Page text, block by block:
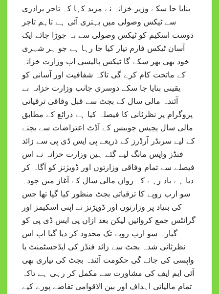
بنایا جا سکے وزیر خزانہ نے مزید کہا کہ تاجر برادری
سے ٹیکس وصولی میں بہتری آئی ہے تاہم تاجر
دوست اسکیم کو ٹیکس وصولی سے نہ جوڑا جائے ایک
آسان ٹیکس فارم تیار کیا جا رہا ہے جو ہر شہری
خود بھی بھر سکے گا ٹیکس پالیسی اب وزارت خزانہ
کے ماتحت کام کرے گی تاکہ شفافیت اور آسانی کو
یقینی بنایا جا سکے دوسری جانب وزارت خزانہ نے
آئندہ مالی سال کے بجٹ سے قبل وفاقی ترقیاتی
پروگرام پر نظرثانی کا فیصلہ کیا ہے ذرائع کے مطابق
مالی سال پچیس چوبیس کے آڈٹ اعتراضات سے بچنے
کے لیے سرنڈر آرڈرز کے ذریعے پی ایس ڈی پی سے زائد
فنڈز واپس مانگ لیے گئے ہیں وزارت خزانہ نے اس
فیصلے سے تمام وفاقی وزارتوں اور ڈویژنز کو آگاہ کر
دیا ہے یاد رہے کہ رواں مالی سال کے آغاز میں چودہ
سو ارب روپے کا ترقیاتی بجٹ منظور کیا گیا تھا جس
کی بنیاد پر وزارتوں اور ڈویژنز نے اپنی اسکیمز اور
گرانٹس جمع کروائیں لیکن بعد ازاں پی ایس ڈی پی کو
گیارہ سو ارب روپے تک محدود کر دیا گیا اب اس
نظرثانی شدہ بجٹ سے زائد فنڈز کی ایڈجسٹمنٹ یا
واپسی کی جائے گی حکومت آئندہ بجٹ کی تیاری بھی
آئی ایم ایف کی مشاورت سے مکمل کر رہی ہے تاکہ
تمام مالیاتی اہداف اور بین الاقوامی تقاضے پورے کیے